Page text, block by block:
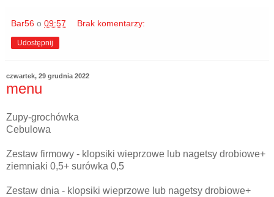
Bar56 o 09:57 Brak komentarzy:
Udostępnij
czwartek, 29 grudnia 2022
menu
Zupy-grochówka
Cebulowa
Zestaw firmowy - klopsiki wieprzowe lub nagetsy drobiowe+
ziemniaki 0,5+ surówka 0,5
Zestaw dnia - klopsiki wieprzowe lub nagetsy drobiowe+